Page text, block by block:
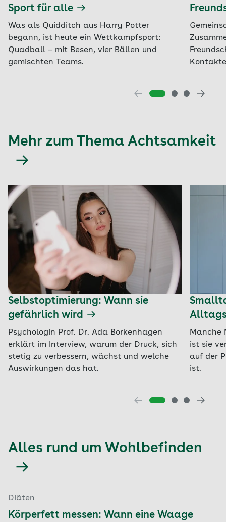
Sport für alle
Was als Quidditch aus Harry Potter
begann, ist heute ein Wettkampfsport:
Quadball – mit Besen, vier Bällen und
gemischten Teams.
Mehr zum Thema Achtsamkeit
Selbstoptimierung: Wann sie
gefährlich wird
Psychologin Prof. Dr. Ada Borkenhagen
erklärt im Interview, warum der Druck, sich
stetig zu verbessern, wächst und welche
Auswirkungen das hat.
Manche
ist sie
auf der
ist.
Alles rund um Wohlbefinden
Diäten
Körperfett messen: Wann eine Waage